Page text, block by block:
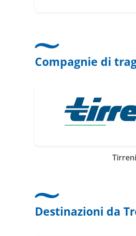
Compagnie di
Destinazioni da